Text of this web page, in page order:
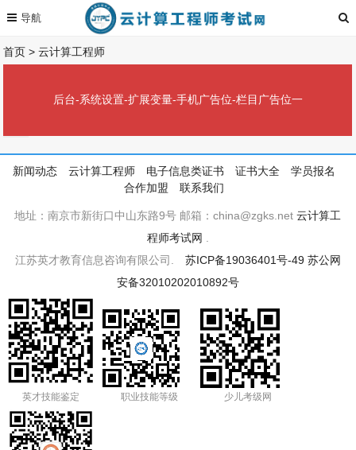
首页 >云计算工程师
后台-系统设置-扩展变量-手机广告位-栏目广告位一
新闻动态 云计算工程师 电子信息类证书 证书大全
学员报名
合作加盟
联系我们
地址：南京市新街口中山东路9号 邮箱：china@zgks.net云计算工
程师考试网
江苏英才教育信息咨询有限公司. 苏ICP备19036401号-49 苏公网
安备32010202010892号
英才技能鉴定 职业技能等级 少儿考级网